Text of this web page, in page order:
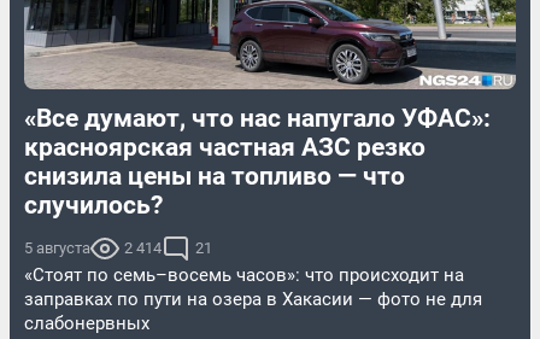
«Все думают, что нас напугало УФАС»:
красноярская частная АЗС резко
снизила цены на топливо — что
случилось?
5 августа 2 414 21
«Стоят по семь–восемь часов»: что происходит на
заправках по пути на озера в Хакасии — фото не для
слабонервных